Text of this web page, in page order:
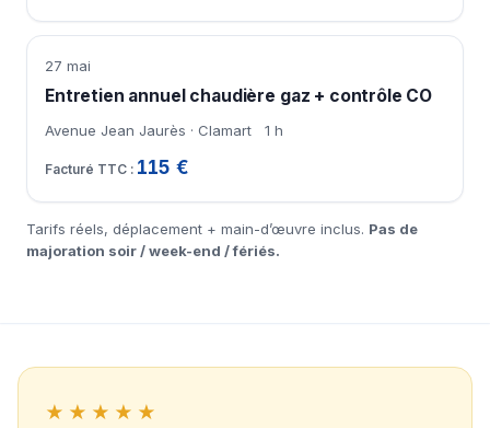
27 mai
Entretien annuel chaudière gaz + contrôle CO
Avenue Jean Jaurès · Clamart 1 h
115 €
Tarifs réels, déplacement + main-d’œuvre inclus. Pas de
majoration soir / week-end / fériés.
★★★★★